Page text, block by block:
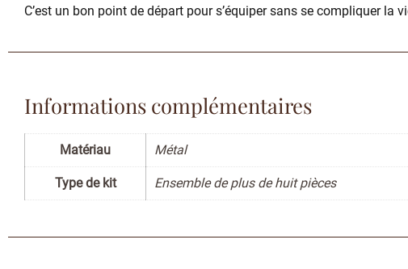
C’est un bon point de départ pour s’équiper sans se compliquer la
Informations complémentaires
Matériau Métal
Type de kit Ensemble de plus de huit pièces